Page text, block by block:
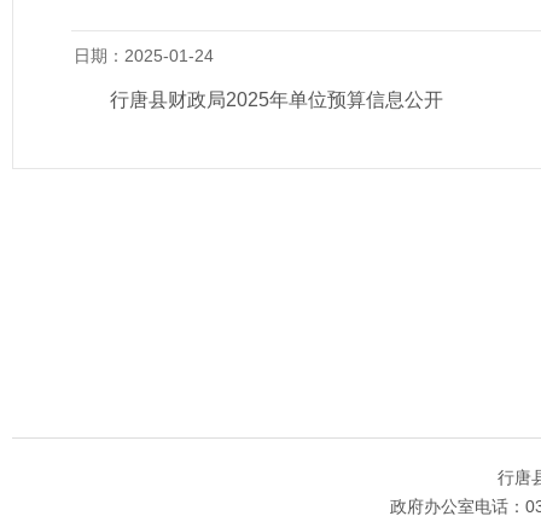
日期：2025-01-24
行唐县财政局2025年单位预算信息公开